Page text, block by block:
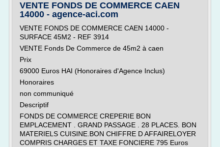
VENTE FONDS DE COMMERCE CAEN
14000 - agence-aci.com
VENTE FONDS DE COMMERCE CAEN 14000 -
SURFACE 45M2 - REF 3914
VENTE Fonds De Commerce de 45m2 à caen
Prix
69000 Euros HAI (Honoraires d'Agence Inclus)
Honoraires
non communiqué
Descriptif
FONDS DE COMMERCE CREPERIE BON
EMPLACEMENT . GRAND PASSAGE . 28 PLACES. BON
MATERIELS CUISINE.BON CHIFFRE D AFFAIRELOYER
COMPRIS CHARGES ET TAXE FONCIERE 795 Euros